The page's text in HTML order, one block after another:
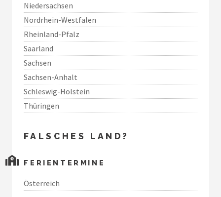
Niedersachsen
Nordrhein-Westfalen
Rheinland-Pfalz
Saarland
Sachsen
Sachsen-Anhalt
Schleswig-Holstein
Thüringen
FALSCHES LAND?
FERIENTERMINE
Österreich